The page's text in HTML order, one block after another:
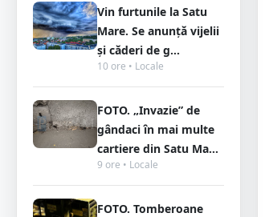
Vin furtunile la Satu
Mare. Se anunță vijelii
și căderi de g...
10 ore • Locale
FOTO. „Invazie” de
gândaci în mai multe
cartiere din Satu Ma...
9 ore • Locale
FOTO. Tomberoane